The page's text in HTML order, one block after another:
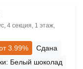
4 секция, 1 этаж,
3.99%
Сдана
Белый шоколад